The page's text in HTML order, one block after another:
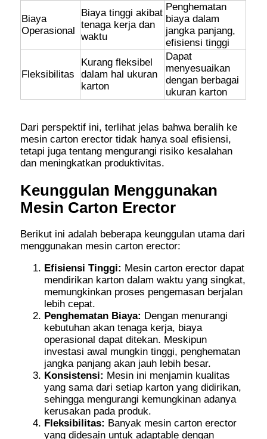
Biaya
Operasional
Biaya tinggi akibat
tenaga kerja dan
waktu
Penghematan
biaya dalam
jangka panjang,
efisiensi tinggi
Fleksibilitas
Kurang fleksibel
dalam hal ukuran
karton
Dapat
menyesuaikan
dengan berbagai
ukuran karton
Dari perspektif ini, terlihat jelas bahwa beralih ke
mesin carton erector tidak hanya soal efisiensi,
tetapi juga tentang mengurangi risiko kesalahan
dan meningkatkan produktivitas.
Keunggulan Menggunakan
Mesin Carton Erector
Berikut ini adalah beberapa keunggulan utama dari
menggunakan mesin carton erector:
Efisiensi Tinggi: Mesin carton erector dapat
mendirikan karton dalam waktu yang singkat,
memungkinkan proses pengemasan berjalan
lebih cepat.
Penghematan Biaya: Dengan menurangi
kebutuhan akan tenaga kerja, biaya
operasional dapat ditekan. Meskipun
investasi awal mungkin tinggi, penghematan
jangka panjang akan jauh lebih besar.
Konsistensi: Mesin ini menjamin kualitas
yang sama dari setiap karton yang didirikan,
sehingga mengurangi kemungkinan adanya
kerusakan pada produk.
Fleksibilitas: Banyak mesin carton erector
yang didesain untuk adaptable dengan